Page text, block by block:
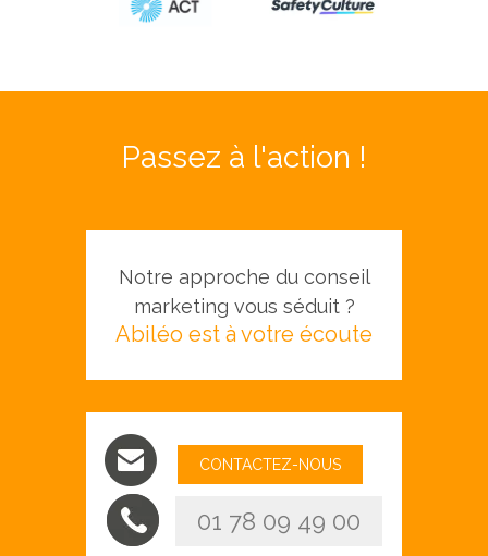
Passez à l'action !
Notre approche du conseil
marketing vous séduit ?
Abiléo est à votre écoute
CONTACTEZ-NOUS
01 78 09 49 00